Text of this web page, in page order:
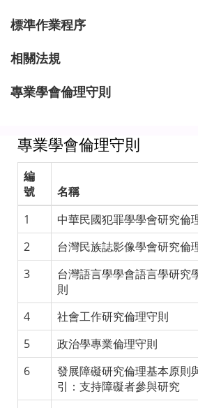
標準作業程序
相關法規
專業學會倫理守則
專業學會倫理守則
編
號
名稱
1
中華民國犯罪學學會研究倫
2 台灣民族誌影像學會研究倫
3
台灣語言學學會語言學研究
則
4 社會工作研究倫理守則
5 政治學專業倫理守則
6
發展障礙研究倫理基本原則
引：支持障礙者參與研究